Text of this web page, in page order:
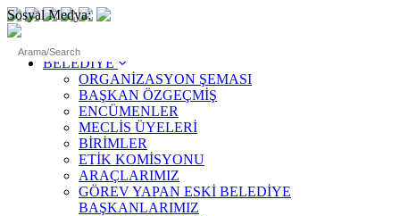
Sosyal Medya:
ANASAYFA
BELEDİYE
ORGANİZASYON ŞEMASI
BAŞKAN ÖZGEÇMİŞ
ENCÜMENLER
MECLİS ÜYELERİ
BİRİMLER
ETİK KOMİSYONU
ARAÇLARIMIZ
GÖREV YAPAN ESKİ BELEDİYE
BAŞKANLARIMIZ